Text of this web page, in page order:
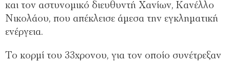
και τον αστυνομικό διευθυντή Χανίων, Κανέλλο
Νικολάου, που απέκλεισε άμεσα την εγκληματική
ενέργεια.
Το κορμί του 33χρονου, για τον οποίο συνέτρεξαν